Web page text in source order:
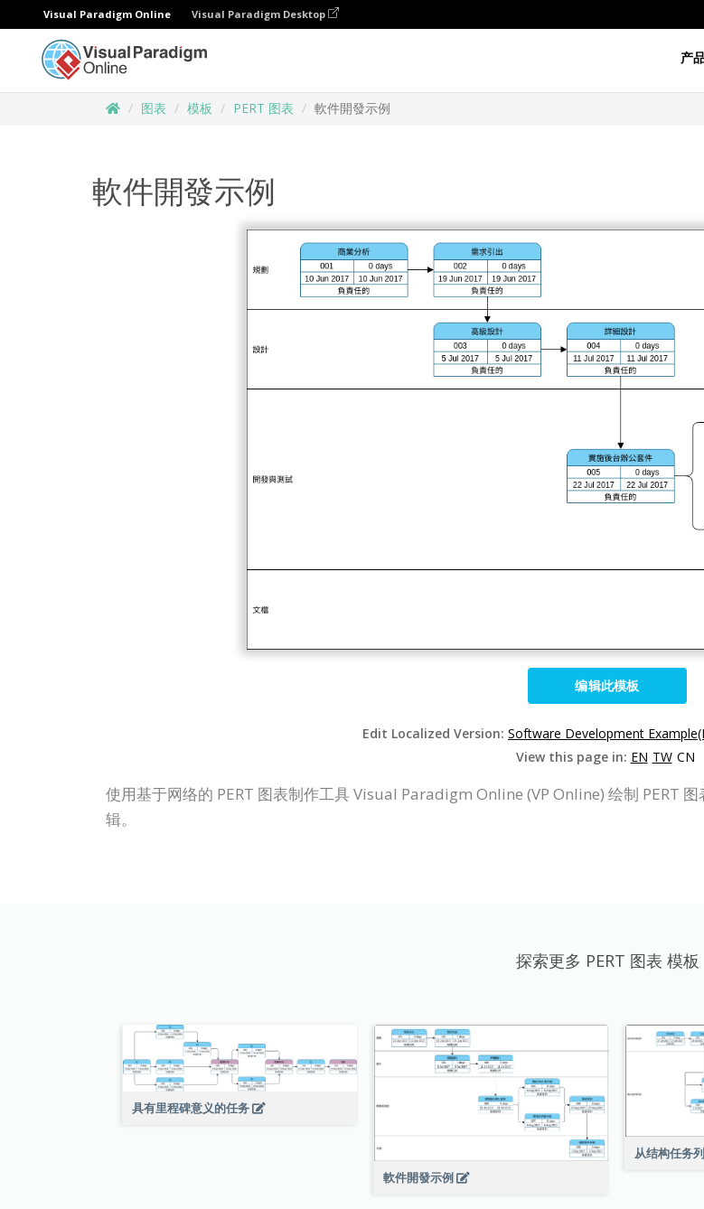
Visual Paradigm Online Visual Paradigm Desktop
产
图表 模板 PERT 图表 軟件開發示例
軟件開發示例
编辑此模板
Edit Localized Version: Software Development
View this page in: EN TW CN
使用基于网络的 PERT 图表制作工具 Visual Paradigm Online (VP Online) 绘制 PERT
辑。
探索更多 PERT 图表 模板
具有里程碑意义的任务
軟件開發示例
从结构任务